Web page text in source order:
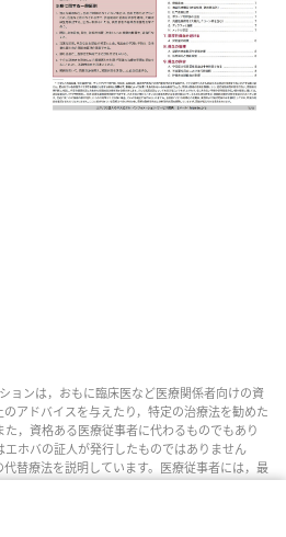
ョンは，おもに臨床医など医療関係者向けの資
アドバイスを与えたり，特定の治療法を勧めた
，資格ある医療従事者に代わるものでもあり
ホバの証人が発行したものではありません
替療法を説明しています。医療従事者には，最
の選択肢について話し合い，患者が自分の健
決定を下せるよう助ける責任があります。記
当てはまるとは限らず，患者によっては受け入